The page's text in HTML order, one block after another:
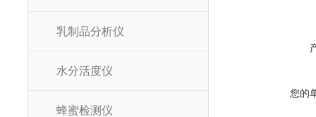
乳制品分析仪
水分活度仪
蜂蜜检测仪
您的